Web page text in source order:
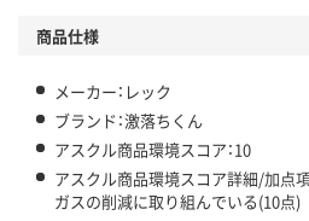
商品仕様
メーカー：レック
ブランド：激落ちくん
アスクル商品環境スコア：10
アスクル商品環境スコア詳細/加点
ガスの削減に取り組んでいる(10点)